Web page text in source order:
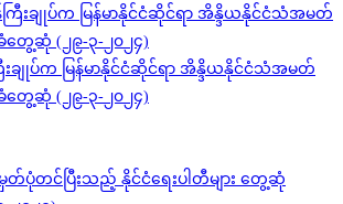
းချုပ်က မြန်မာနိုင်ငံဆိုင်ရာ အိန္ဒိယနိုင်ငံသံအမတ်
တွေ့ဆုံ (၂၉-၃-၂၀၂၄)